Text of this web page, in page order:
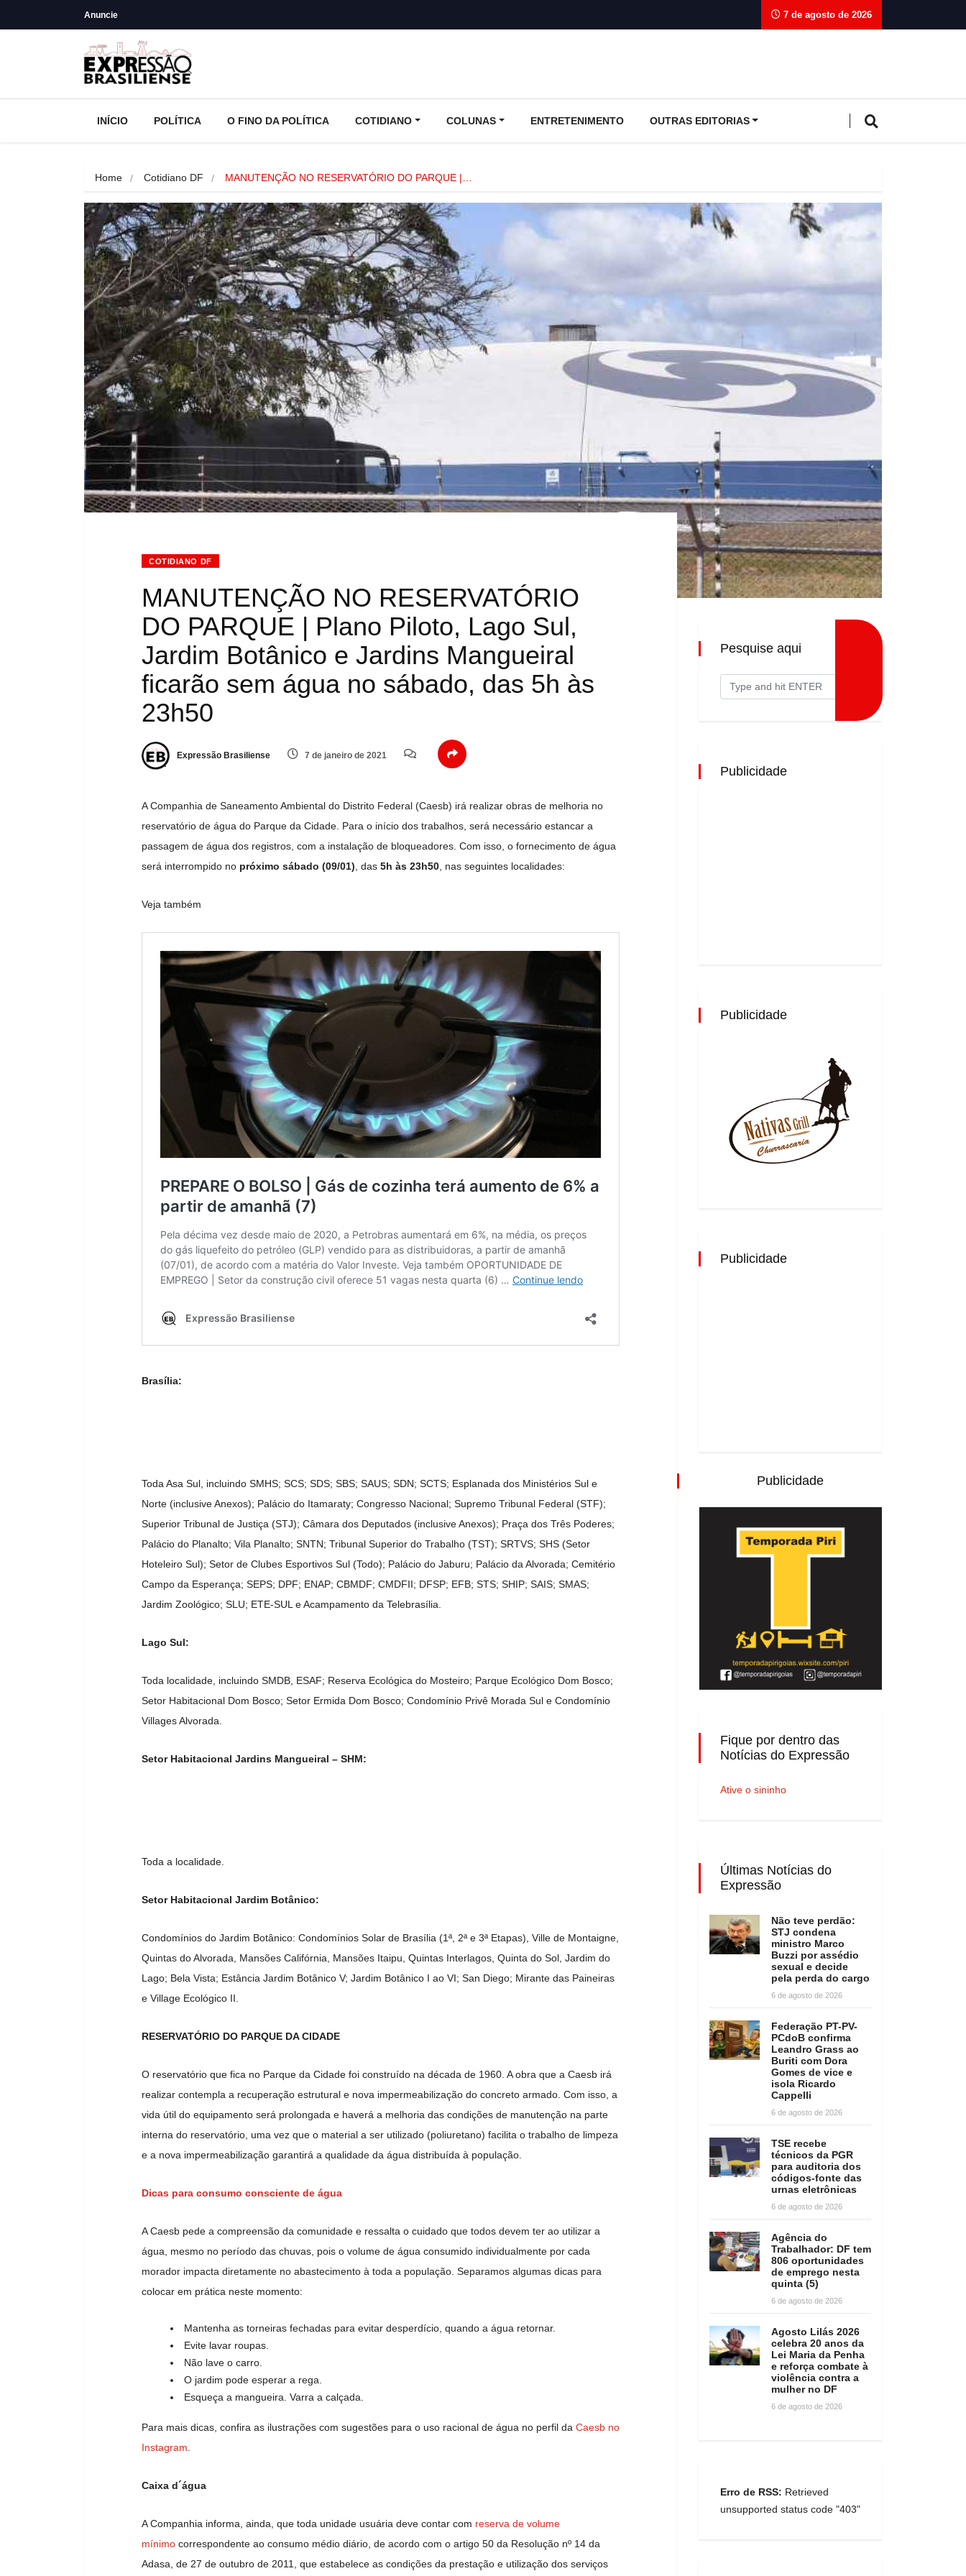
Anuncie 7 de agosto de 2026
INÍCIO POLÍTICA O FINO DA POLÍTICA COTIDIANO COLUNAS ENTRETENIMENTO OUTRAS EDITORIAS
Home Cotidiano DF MANUTENÇÃO NO RESERVATÓRIO DO PARQUE |…
COTIDIANO DF
MANUTENÇÃO NO RESERVATÓRIO
DO PARQUE | Plano Piloto, Lago Sul,
Jardim Botânico e Jardins Mangueiral
ficarão sem água no sábado, das 5h às
23h50
Expressão Brasiliense 7 de janeiro de 2021
A Companhia de Saneamento Ambiental do Distrito Federal (Caesb) irá realizar obras de melhoria no
reservatório de água do Parque da Cidade. Para o início dos trabalhos, será necessário estancar a
passagem de água dos registros, com a instalação de bloqueadores. Com isso, o fornecimento de água
será interrompido no próximo sábado (09/01) , das 5h às 23h50 , nas seguintes localidades:
Veja também
Brasília:
Toda Asa Sul, incluindo SMHS; SCS; SDS; SBS; SAUS; SDN; SCTS; Esplanada dos Ministérios Sul e
Norte (inclusive Anexos); Palácio do Itamaraty; Congresso Nacional; Supremo Tribunal Federal (STF);
Superior Tribunal de Justiça (STJ); Câmara dos Deputados (inclusive Anexos); Praça dos Três Poderes;
Palácio do Planalto; Vila Planalto; SNTN; Tribunal Superior do Trabalho (TST); SRTVS; SHS (Setor
Hoteleiro Sul); Setor de Clubes Esportivos Sul (Todo); Palácio do Jaburu; Palácio da Alvorada; Cemitério
Campo da Esperança; SEPS; DPF; ENAP; CBMDF; CMDFII; DFSP; EFB; STS; SHIP; SAIS; SMAS;
Jardim Zoológico; SLU; ETE-SUL e Acampamento da Telebrasília.
Lago Sul:
Toda localidade, incluindo SMDB, ESAF; Reserva Ecológica do Mosteiro; Parque Ecológico Dom Bosco;
Setor Habitacional Dom Bosco; Setor Ermida Dom Bosco; Condomínio Privê Morada Sul e Condomínio
Villages Alvorada.
Setor Habitacional Jardins Mangueiral – SHM:
Toda a localidade.
Setor Habitacional Jardim Botânico:
Condomínios do Jardim Botânico: Condomínios Solar de Brasília (1ª, 2ª e 3ª Etapas), Ville de Montaigne,
Quintas do Alvorada, Mansões Califórnia, Mansões Itaipu, Quintas Interlagos, Quinta do Sol, Jardim do
Lago; Bela Vista; Estância Jardim Botânico V; Jardim Botânico I ao VI; San Diego; Mirante das Paineiras
e Village Ecológico II.
RESERVATÓRIO DO PARQUE DA CIDADE
O reservatório que fica no Parque da Cidade foi construído na década de 1960. A obra que a Caesb irá
realizar contempla a recuperação estrutural e nova impermeabilização do concreto armado. Com isso, a
vida útil do equipamento será prolongada e haverá a melhoria das condições de manutenção na parte
interna do reservatório, uma vez que o material a ser utilizado (poliuretano) facilita o trabalho de limpeza
e a nova impermeabilização garantirá a qualidade da água distribuída à população.
Dicas para consumo consciente de água
A Caesb pede a compreensão da comunidade e ressalta o cuidado que todos devem ter ao utilizar a
água, mesmo no período das chuvas, pois o volume de água consumido individualmente por cada
morador impacta diretamente no abastecimento à toda a população. Separamos algumas dicas para
colocar em prática neste momento:
Mantenha as torneiras fechadas para evitar desperdício, quando a água retornar.
Evite lavar roupas.
Não lave o carro.
O jardim pode esperar a rega.
Esqueça a mangueira. Varra a calçada.
Para mais dicas, confira as ilustrações com sugestões para o uso racional de água no perfil da Caesb no
Instagram.
Caixa d´água
A Companhia informa, ainda, que toda unidade usuária deve contar com reserva de volume
mínimo correspondente ao consumo médio diário, de acordo com o artigo 50 da Resolução nº 14 da
Adasa, de 27 de outubro de 2011, que estabelece as condições da prestação e utilização dos serviços
Pesquise aqui
Publicidade
Publicidade
Publicidade
Publicidade
Fique por dentro das
Notícias do Expressão
Ative o sininho
Últimas Notícias do
Expressão
Não teve perdão:
STJ condena
ministro Marco
Buzzi por assédio
sexual e decide
pela perda do cargo
6 de agosto de 2026
Federação PT-PV-
PCdoB confirma
Leandro Grass ao
Buriti com Dora
Gomes de vice e
isola Ricardo
Cappelli
6 de agosto de 2026
TSE recebe
técnicos da PGR
para auditoria dos
códigos-fonte das
urnas eletrônicas
6 de agosto de 2026
Agência do
Trabalhador: DF tem
806 oportunidades
de emprego nesta
quinta (5)
6 de agosto de 2026
Agosto Lilás 2026
celebra 20 anos da
Lei Maria da Penha
e reforça combate à
violência contra a
mulher no DF
6 de agosto de 2026
Erro de RSS: Retrieved
unsupported status code "403"